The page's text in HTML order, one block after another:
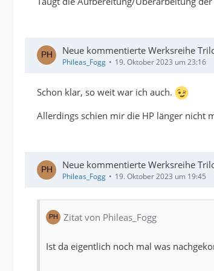
Neue kommentierte Werksreihe
Phileas_Fogg 19. Oktober 2023 um 23:16
Schon klar, so weit war ich auch.
Allerdings schien mir die HP länger nicht
Neue kommentierte Werksreihe
Phileas_Fogg 19. Oktober 2023 um 19:45
Zitat von Phileas_Fogg
Ist da eigentlich noch mal was